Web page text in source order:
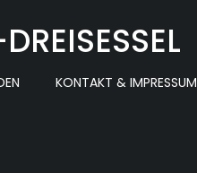
KONTAKT & IMPRESSUM